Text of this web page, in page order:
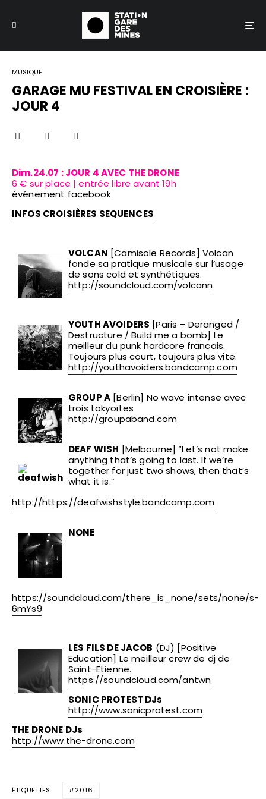
MUSIQUE
GARAGE MU FESTIVAL EN CROISIÈRE :
JOUR 4
Dim.24.07 : JOUR 4 AVEC THE DRONE
6 € sur place | entrée libre avant 19h
événement facebook
INFOS CROISIÈRES SEQUENCES
VOLCAN [Camisole Records] Volcan
fonde sa pratique musicale sur l’usage
de sons cold et synthétiques.
http://soundcloud.com/volcann
YOUTH AVOIDERS [Paris – Deranged /
Destructure / Build me a bomb] Le
meilleur du punk hardcore francais.
Toujours plus court, toujours plus vite.
http://youthavoiders.bandcamp.com
GROUP A [Berlin] No wave intense avec
trois tokyoïtes
http://groupaband.com
DEAF WISH [Melbourne] “Let’s not make
anything that’s going to last. If we’re
together for just two shows, then that’s
what it is.”
http://https://deafwishstyle.bandcamp.com
NONE
https://soundcloud.com/there_is_none/sets/none/s-
6mYs9
LES FILS DE JACOB (DJ) [Positive
Education] Le meilleur crew de dj de
Saint-Etienne.
https://soundcloud.com/antwn
SONIC PROTEST DJs
http://www.sonicprotest.com
THE DRONE DJs
http://www.the-drone.com
ÉTIQUETTES 2016